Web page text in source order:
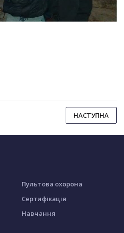
НАСТУПНА
Пультова охорона
Сертифікація
Навчання